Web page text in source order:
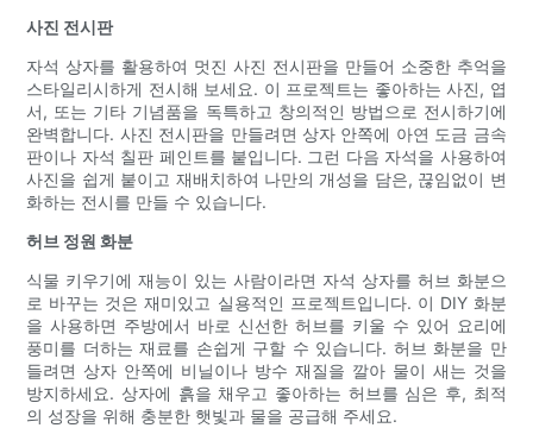
사진 전시판
자석 상자를 활용하여 멋진 사진 전시판을 만들어 소중한 추억을
스타일리시하게 전시해 보세요. 이 프로젝트는 좋아하는 사진, 엽
서, 또는 기타 기념품을 독특하고 창의적인 방법으로 전시하기에
완벽합니다. 사진 전시판을 만들려면 상자 안쪽에 아연 도금 금속
판이나 자석 칠판 페인트를 붙입니다. 그런 다음 자석을 사용하여
사진을 쉽게 붙이고 재배치하여 나만의 개성을 담은, 끊임없이 변
화하는 전시를 만들 수 있습니다.
허브 정원 화분
식물 키우기에 재능이 있는 사람이라면 자석 상자를 허브 화분으
로 바꾸는 것은 재미있고 실용적인 프로젝트입니다. 이 DIY 화분
을 사용하면 주방에서 바로 신선한 허브를 키울 수 있어 요리에
풍미를 더하는 재료를 손쉽게 구할 수 있습니다. 허브 화분을 만
들려면 상자 안쪽에 비닐이나 방수 재질을 깔아 물이 새는 것을
방지하세요. 상자에 흙을 채우고 좋아하는 허브를 심은 후, 최적
의 성장을 위해 충분한 햇빛과 물을 공급해 주세요.